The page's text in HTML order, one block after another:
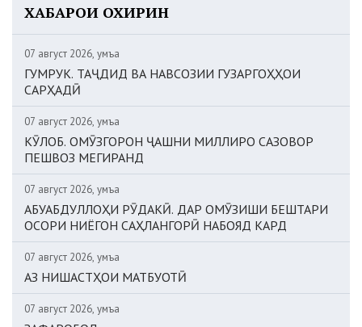
ХАБАРҲОИ ОХИРИН
07 август 2026, Ҷумъа
ГУМРУК. ТАҶДИД ВА НАВСОЗИИ ГУЗАРГОҲҲОИ
САРҲАДӢ
07 август 2026, Ҷумъа
КӮЛОБ. ОМӮЗГОРОН ҶАШНИ МИЛЛИРО САЗОВОР
ПЕШВОЗ МЕГИРАНД
07 август 2026, Ҷумъа
АБУАБДУЛЛОҲИ РӮДАКӢ. ДАР ОМӮЗИШИ БЕШТАРИ
ОСОРИ НИЁГОН САҲЛАНГОРӢ НАБОЯД КАРД
07 август 2026, Ҷумъа
АЗ НИШАСТҲОИ МАТБУОТӢ
07 август 2026, Ҷумъа